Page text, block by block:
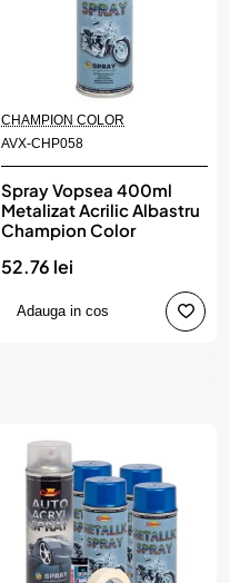
CHAMPION COLOR
AVX-CHP058
Spray Vopsea 400ml
Metalizat Acrilic Albastru
Champion Color
52.76 lei
Adauga in cos